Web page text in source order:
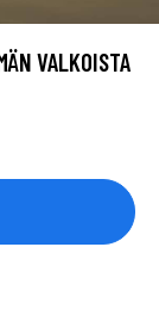
VALKOISTA